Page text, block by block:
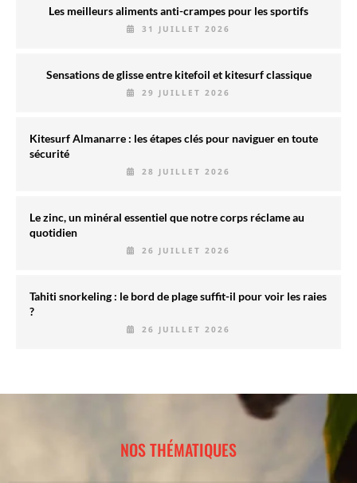
Les meilleurs aliments anti-crampes pour les sportifs
31 JUILLET 2026
Sensations de glisse entre kitefoil et kitesurf classique
29 JUILLET 2026
Kitesurf Almanarre : les étapes clés pour naviguer en toute
sécurité
28 JUILLET 2026
Le zinc, un minéral essentiel que notre corps réclame au
quotidien
26 JUILLET 2026
Tahiti snorkeling : le bord de plage suffit-il pour voir les raies
?
26 JUILLET 2026
NOS THÉMATIQUES